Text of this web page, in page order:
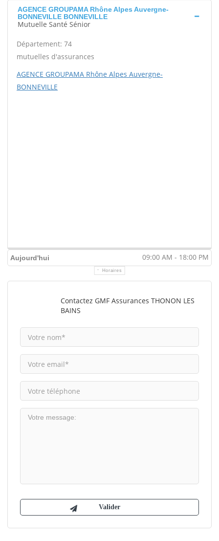
AGENCE GROUPAMA Rhône Alpes Auvergne-
BONNEVILLE BONNEVILLE
Mutuelle Santé Sénior
Département: 74
mutuelles d'assurances
AGENCE GROUPAMA Rhône Alpes Auvergne-
BONNEVILLE
Aujourd'hui 09:00 AM - 18:00 PM
Horaires
Contactez GMF Assurances THONON LES
BAINS